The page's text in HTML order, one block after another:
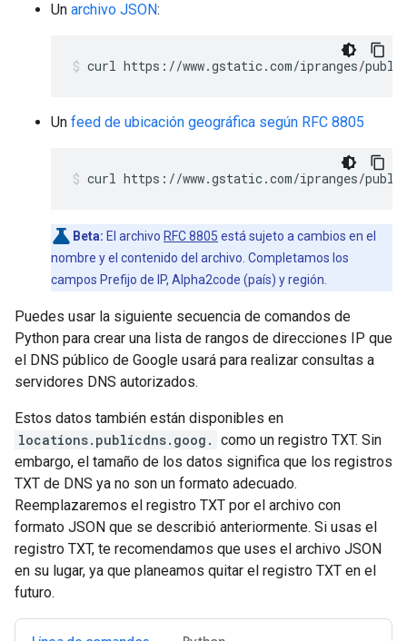
Un archivo JSON:
Un feed de ubicación geográfica según RFC 8805
Beta: El archivo RFC 8805 está sujeto a cambios en el
nombre y el contenido del archivo. Completamos los
campos Prefijo de IP, Alpha2code (país) y región.
Puedes usar la siguiente secuencia de comandos de
Python para crear una lista de rangos de direcciones IP que
el DNS público de Google usará para realizar consultas a
servidores DNS autorizados.
Estos datos también están disponibles en
locations.publicdns.goog. como un registro TXT. Sin
embargo, el tamaño de los datos significa que los registros
TXT de DNS ya no son un formato adecuado.
Reemplazaremos el registro TXT por el archivo con
formato JSON que se describió anteriormente. Si usas el
registro TXT, te recomendamos que uses el archivo JSON
en su lugar, ya que planeamos quitar el registro TXT en el
futuro.